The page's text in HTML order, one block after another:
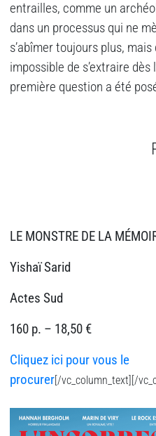
entrailles, comme un
dans un processus qui ne
s’abîmer toujours plus,
impossible de s’extraire dès
première question a été
LE MONSTRE DE LA
Yishaï Sarid
Actes Sud
160 p. – 18,50 €
Cliquez ici pour vous le
procurer [/vc_column_text][/